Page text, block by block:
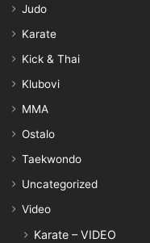
Judo
Karate
Kick & Thai
Klubovi
MMA
Ostalo
Taekwondo
Uncategorized
Video
Karate – VIDEO